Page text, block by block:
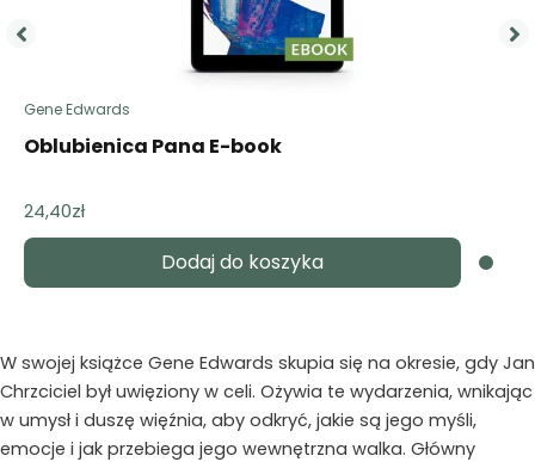
Gene Edwards
Oblubienica Pana E-book
24,40zł
Dodaj do koszyka
W swojej książce Gene Edwards skupia się na okresie, gdy Jan
Chrzciciel był uwięziony w celi. Ożywia te wydarzenia, wnikając
w umysł i duszę więźnia, aby odkryć, jakie są jego myśli,
emocje i jak przebiega jego wewnętrzna walka. Główny